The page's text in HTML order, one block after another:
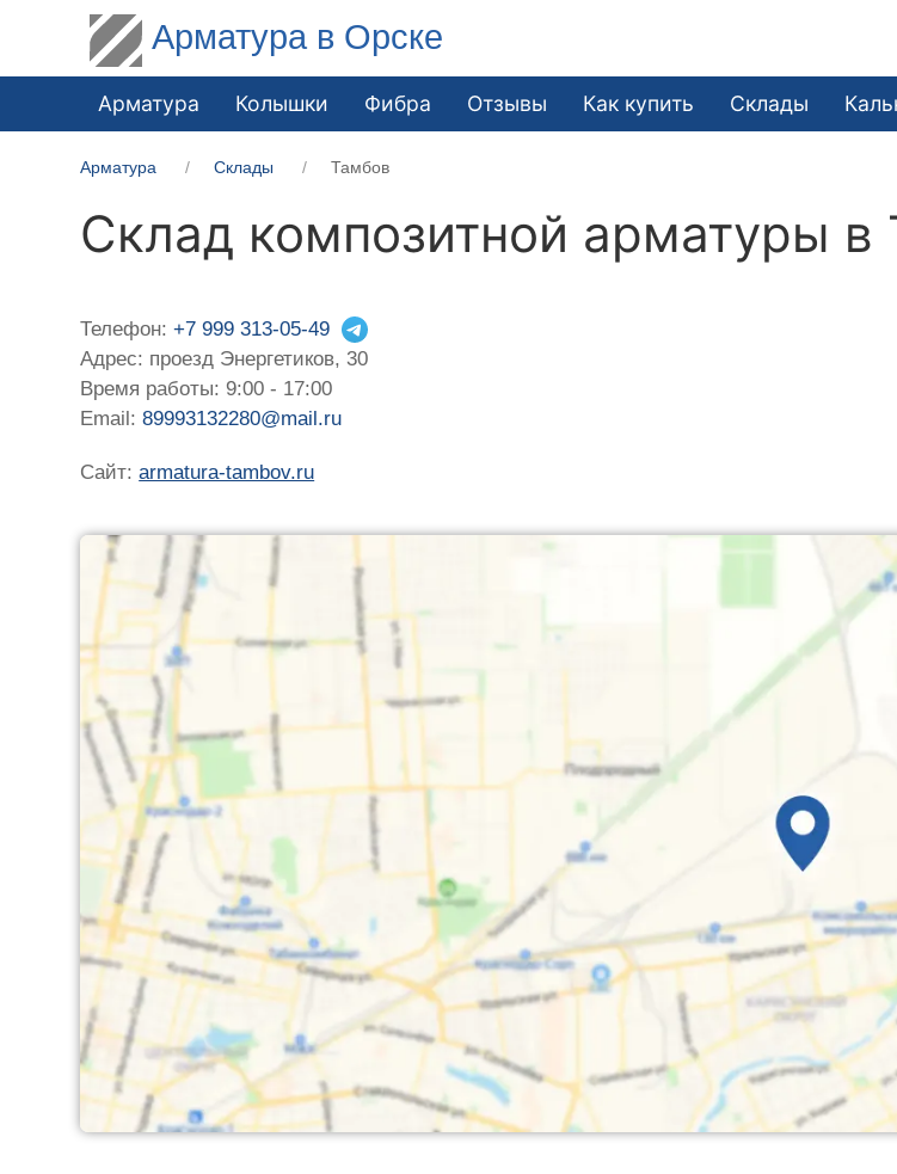
Арматура в Орске
Арматура Колышки Фибра Отзывы Как купить Склады
Арматура Склады Тамбов
Склад композитной арматуры в
Телефон:+7 999 313-05-49
Адрес: проезд Энергетиков, 30
Время работы: 9:00 - 17:00
Email:89993132280@mail.ru
Сайт:armatura-tambov.ru